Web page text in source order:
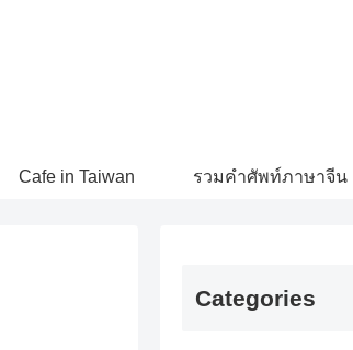
Cafe in Taiwan รวมคำศัพท์ภาษาจีน
Categories